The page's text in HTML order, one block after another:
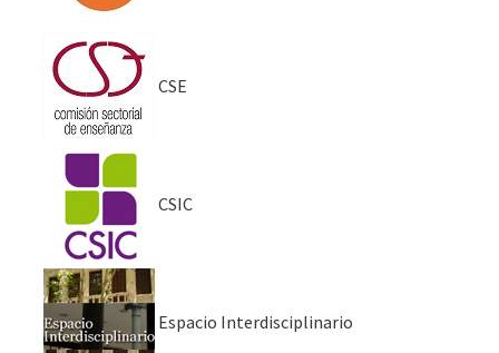
CSE
CSIC
Espacio Interdisciplinario